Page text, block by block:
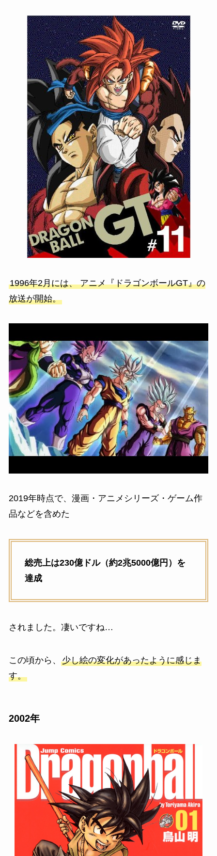
1996年2月には、 アニメ『ドラゴンボールGT』の
放送が開始。
2019年時点で、漫画・アニメシリーズ・ゲーム作
品などを含めた
総売上は230億ドル（約2兆5000億円）を
達成
されました。凄いですね…
この頃から、 少し絵の変化があったように感じま
す。
2002年